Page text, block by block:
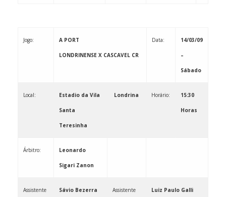
Jogo: A PORT
LONDRINENSE X CASCAVEL CR
Data: 14/03/09
–
Sábado
Local: Estadio da Vila
Santa
Teresinha
Londrina Horário: 15:30
Horas
Árbitro: Leonardo
Sigari Zanon
Assistente Sávio Bezerra Assistente Luiz Paulo Galli